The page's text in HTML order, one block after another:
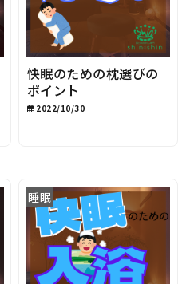
快眠のための枕選びの
ポイント
2022/10/30
睡眠